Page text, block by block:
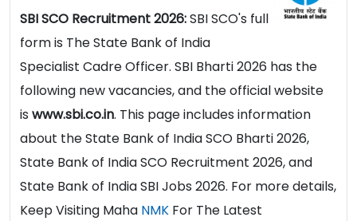
SBI SCO Recruitment 2026:SBI SCO's full
form is The State Bank of India
Specialist Cadre Officer. SBI Bharti 2026 has the
following new vacancies, and the official website
is www.sbi.co.in. This page includes information
about the State Bank of India SCO Bharti 2026,
State Bank of India SCO Recruitment 2026, and
State Bank of India SBI Jobs 2026. For more details,
Keep Visiting Maha NMK For The Latest